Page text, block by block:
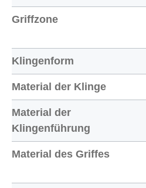
Griffzone
Klingenform
Material der Klinge
Material der
Klingenführung
Material des Griffes